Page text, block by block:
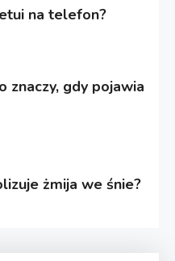
na telefon?
znaczy, gdy pojawia
żmija we śnie?